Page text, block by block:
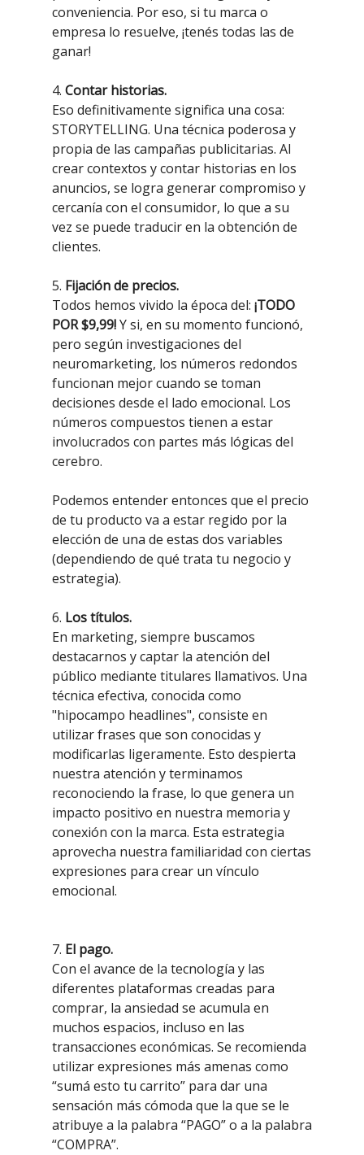
conveniencia. Por eso, si tu marca o
empresa lo resuelve, ¡tenés todas las de
ganar!
4. Contar historias.
Eso definitivamente significa una cosa:
STORYTELLING. Una técnica poderosa y
propia de las campañas publicitarias. Al
crear contextos y contar historias en los
anuncios, se logra generar compromiso y
cercanía con el consumidor, lo que a su
vez se puede traducir en la obtención de
clientes.
5. Fijación de precios.
Todos hemos vivido la época del: ¡TODO
POR $9,99!Y si, en su momento funcionó,
pero según investigaciones del
neuromarketing, los números redondos
funcionan mejor cuando se toman
decisiones desde el lado emocional. Los
números compuestos tienen a estar
involucrados con partes más lógicas del
cerebro.
Podemos entender entonces que el precio
de tu producto va a estar regido por la
elección de una de estas dos variables
(dependiendo de qué trata tu negocio y
estrategia).
6. Los títulos.
En marketing, siempre buscamos
destacarnos y captar la atención del
público mediante titulares llamativos. Una
técnica efectiva, conocida como
"hipocampo headlines", consiste en
utilizar frases que son conocidas y
modificarlas ligeramente. Esto despierta
nuestra atención y terminamos
reconociendo la frase, lo que genera un
impacto positivo en nuestra memoria y
conexión con la marca. Esta estrategia
aprovecha nuestra familiaridad con ciertas
expresiones para crear un vínculo
emocional.
7. El pago.
Con el avance de la tecnología y las
diferentes plataformas creadas para
comprar, la ansiedad se acumula en
muchos espacios, incluso en las
transacciones económicas. Se recomienda
utilizar expresiones más amenas como
“sumá esto tu carrito” para dar una
sensación más cómoda que la que se le
atribuye a la palabra “PAGO” o a la palabra
“COMPRA”.